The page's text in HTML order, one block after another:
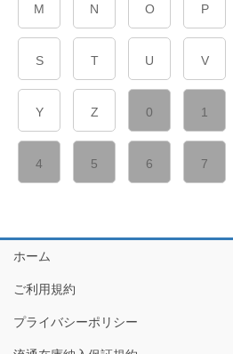
M N O P
S T U V
Y Z 0 1
4 5 6 7
ホーム
ご利用規約
プライバシーポリシー